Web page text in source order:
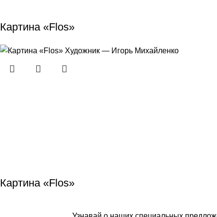
Картина «Flos»
Картина «Flos»